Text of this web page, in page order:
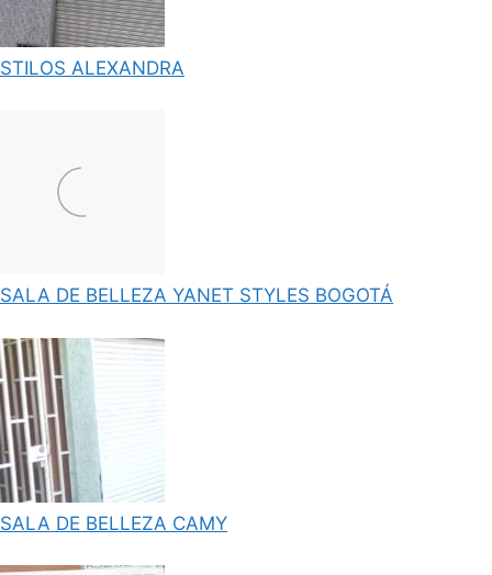
STILOS ALEXANDRA
SALA DE BELLEZA YANET STYLES BOGOTÁ
SALA DE BELLEZA CAMY